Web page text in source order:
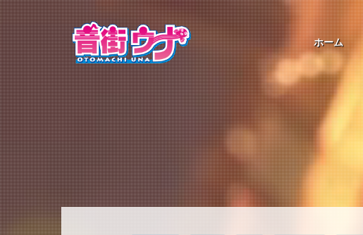
コ
ン
テ
ン
ツ
へ
ス
キ
ッ
プ
ホーム